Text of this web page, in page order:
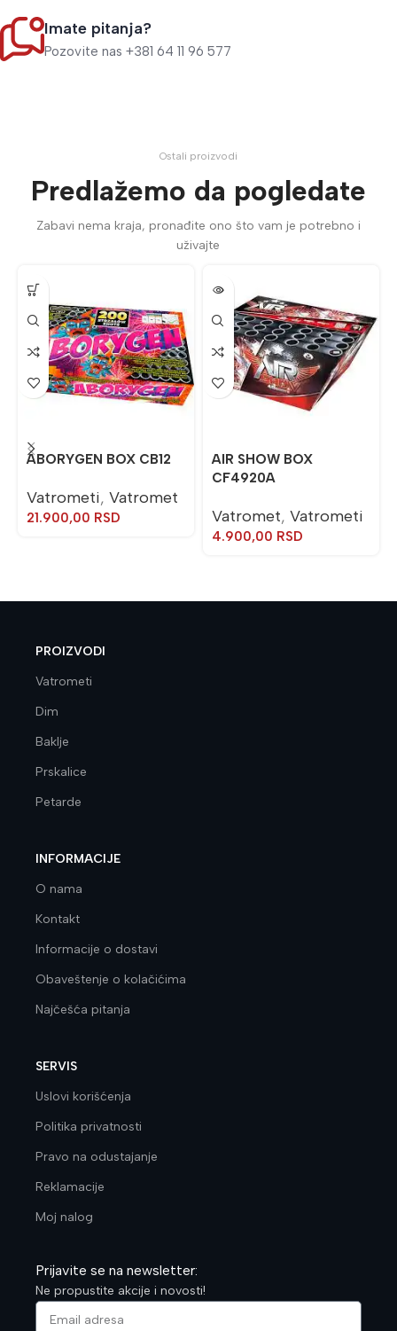
Imate pitanja?
Pozovite nas +381 64 11 96 577
Ostali proizvodi
Predlažemo da pogledate
Zabavi nema kraja, pronađite ono što vam je potrebno i
uživajte
ABORYGEN BOX CB12
Vatrometi, Vatromet
21.900,00 RSD
AIR SHOW BOX
CF4920A
Vatromet, Vatrometi
4.900,00 RSD
PROIZVODI
Vatrometi
Dim
Baklje
Prskalice
Petarde
INFORMACIJE
O nama
Kontakt
Informacije o dostavi
Obaveštenje o kolačićima
Najčešća pitanja
SERVIS
Uslovi korišćenja
Politika privatnosti
Pravo na odustajanje
Reklamacije
Moj nalog
Prijavite se na newsletter:
Ne propustite akcije i novosti!